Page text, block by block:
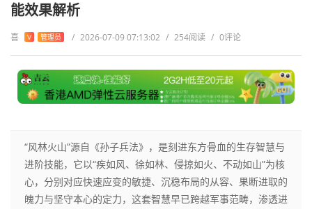
能效果解析
喜 V 管理员 / 2026-07-09 07:13:02 / 254阅读 / 0评论
“风林火山”源自《孙子兵法》，是刻进东方骨血的生存智慧与
进阶技能，它以“疾如风、徐如林、侵掠如火、不动如山”为核
心，分别对应快速应变的敏捷、沉稳布局的从容、果断进取的
魄力与坚守本心的定力，这套智慧早已跨越军事范畴，渗透进